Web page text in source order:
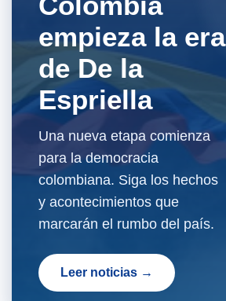
empieza la era
de De la
Espriella
Una nueva etapa comienza
para la democracia
colombiana. Siga los hechos
y acontecimientos que
marcarán el rumbo del país.
Leer noticias →